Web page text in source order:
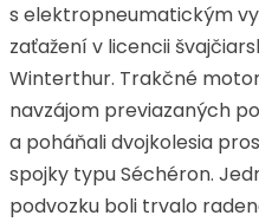
s elektropneumatickým
zaťažení v licencii
Winterthur. Trakčné
navzájom previazaných
a poháňali dvojkolesia
spojky typu Séchéron.
podvozku boli trvalo